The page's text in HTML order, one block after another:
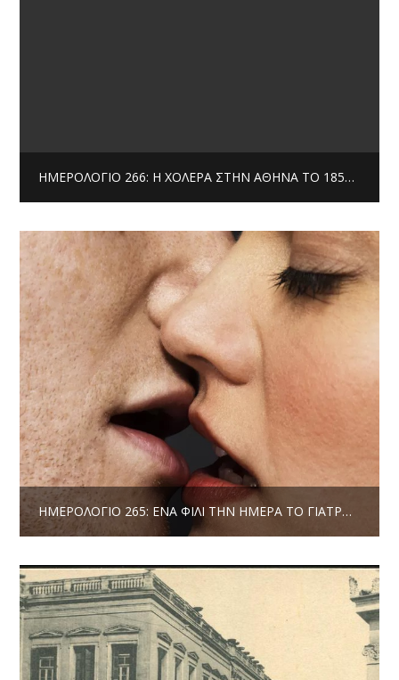
ΗΜΕΡΟΛΌΓΙΟ 266: Η ΧΟΛΈΡΑ ΣΤΗΝ ΑΘΉΝΑ ΤΟ 1854 / ΓΊΝΑΜΕ ΣΤΑΛΙΝΙΚΟΊ | ΔΗΜΉΤΡΗΣ ΤΖΟΥΜΆΚΑΣ
ΗΜΕΡΟΛΌΓΙΟ 265: ΈΝΑ ΦΙΛΊ ΤΗΝ ΗΜΈΡΑ ΤΟ ΓΙΑΤΡΌ ΤΟΝ ΚΆΝΕΙ ΠΈΡΑ / ΕΊΜΕΘΑ ΦΑΣΊΣΤΕΣ | ΔΗΜΉΤΡΗΣ ΤΖΟΥΜΆΚΑΣ